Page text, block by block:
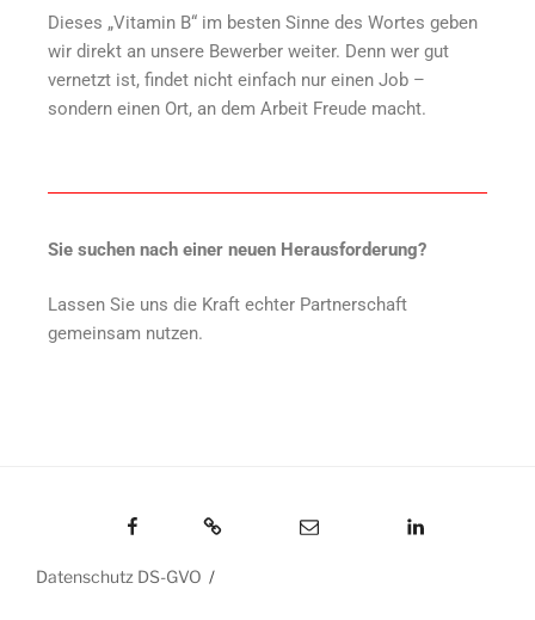
Dieses „Vitamin B“ im besten Sinne des Wortes geben
wir direkt an unsere Bewerber weiter. Denn wer gut
vernetzt ist, findet nicht einfach nur einen Job –
sondern einen Ort, an dem Arbeit Freude macht.
Sie suchen nach einer neuen Herausforderung?
Lassen Sie uns die Kraft echter Partnerschaft
gemeinsam nutzen.
Datenschutz DS-GVO